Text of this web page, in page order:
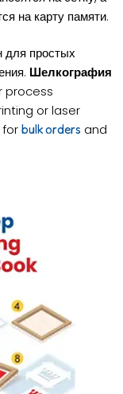
на карту памяти.
для простых
Шелкография
process
or laser
for bulk orders and